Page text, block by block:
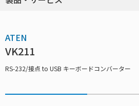
ATEN
VK211
RS-232/接点 to USB キーボードコンバーター